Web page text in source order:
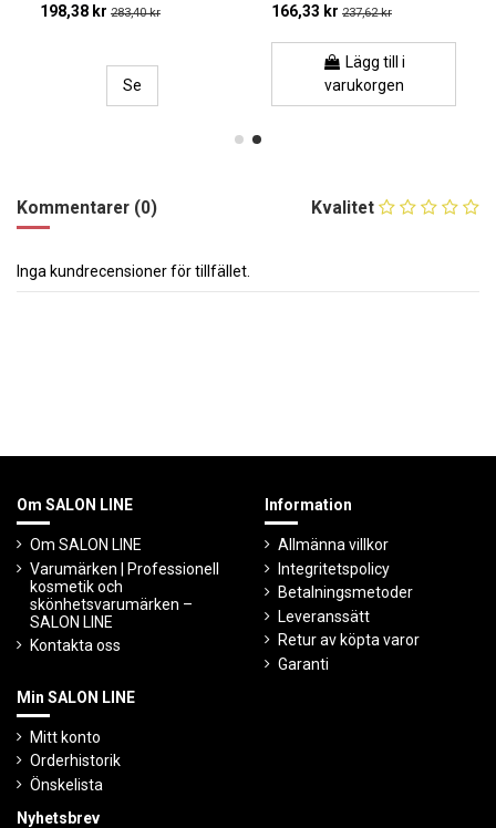
198,38 kr 283,40 kr
Se
166,33 kr 237,62 kr
Lägg till i
varukorgen
Kvalitet
Kommentarer (0)
Inga kundrecensioner för tillfället.
Om SALON LINE
Om SALON LINE
Varumärken | Professionell
kosmetik och
skönhetsvarumärken –
SALON LINE
Kontakta oss
Information
Allmänna villkor
Integritetspolicy
Betalningsmetoder
Leveranssätt
Retur av köpta varor
Garanti
Min SALON LINE
Mitt konto
Orderhistorik
Önskelista
Nyhetsbrev